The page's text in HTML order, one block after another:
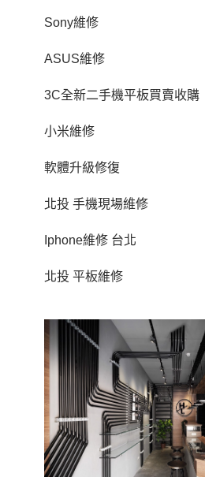
Sony維修
ASUS維修
3C全新二手機平板買賣收購
小米維修
軟體升級修復
北投 手機現場維修
Iphone維修 台北
北投 平板維修